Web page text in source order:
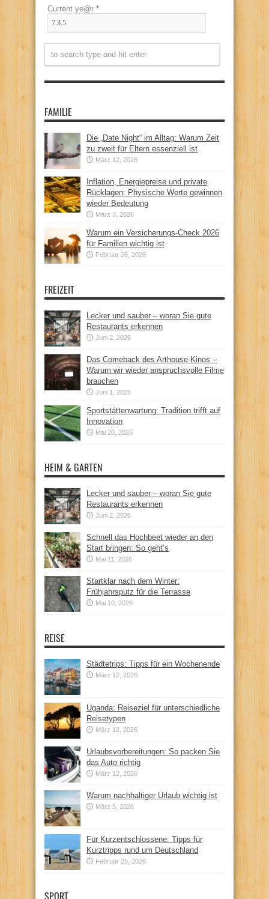
Current ye@r *
FAMILIE
Die „Date Night“ im Alltag: Warum Zeit
zu zweit für Eltern essenziell ist
März 12, 2026
Inflation, Energiepreise und private
Rücklagen: Physische Werte gewinnen
wieder Bedeutung
März 3, 2026
Warum ein Versicherungs-Check 2026
für Familien wichtig ist
Februar 26, 2026
FREIZEIT
Lecker und sauber – woran Sie gute
Restaurants erkennen
Juni 2, 2026
Das Comeback des Arthouse-Kinos –
Warum wir wieder anspruchsvolle Filme
brauchen
Juni 1, 2026
Sportstättenwartung: Tradition trifft auf
Innovation
Mai 20, 2026
HEIM & GARTEN
Lecker und sauber – woran Sie gute
Restaurants erkennen
Juni 2, 2026
Schnell das Hochbeet wieder an den
Start bringen: So geht’s
Mai 11, 2026
Startklar nach dem Winter:
Frühjahrsputz für die Terrasse
Mai 10, 2026
REISE
Städtetrips: Tipps für ein Wochenende
März 12, 2026
Uganda: Reiseziel für unterschiedliche
Reisetypen
März 12, 2026
Urlaubsvorbereitungen: So packen Sie
das Auto richtig
März 12, 2026
Warum nachhaltiger Urlaub wichtig ist
März 5, 2026
Für Kurzentschlossene: Tipps für
Kurztripps rund um Deutschland
Februar 25, 2026
SPORT